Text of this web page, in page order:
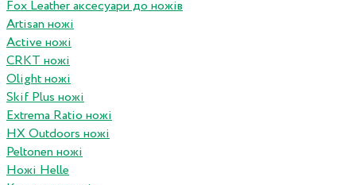
Fox Leather аксесуари до ножів
Artisan ножі
Active ножі
CRKT ножі
Olight ножі
Skif Plus ножі
Extrema Ratio ножі
HX Outdoors ножі
Peltonen ножі
Ножі Helle